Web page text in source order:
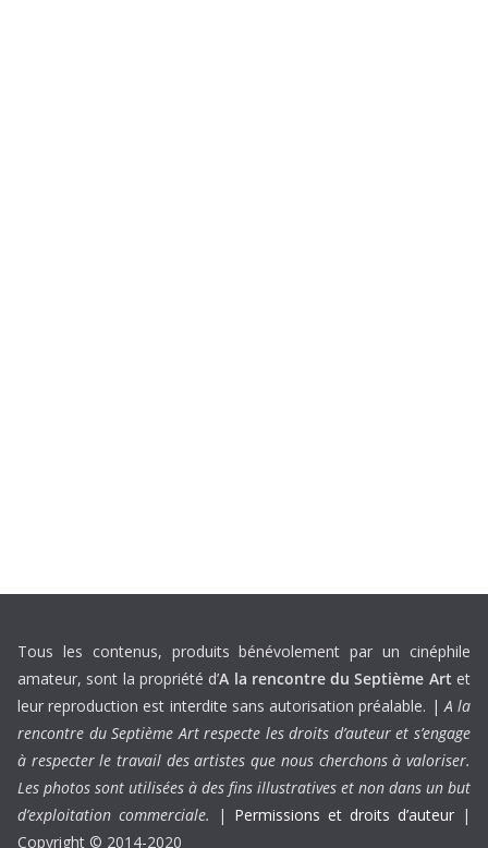
Tous les contenus, produits bénévolement par un cinéphile
amateur, sont la propriété d’A la rencontre du Septième Art et
leur reproduction est interdite sans autorisation préalable. |A la
rencontre du Septième Art respecte les droits d’auteur et s’engage
à respecter le travail des artistes que nous cherchons à valoriser.
Les photos sont utilisées à des fins illustratives et non dans un but
d’exploitation commerciale.
| Permissions et droits d’auteur |
Copyright © 2014-2020